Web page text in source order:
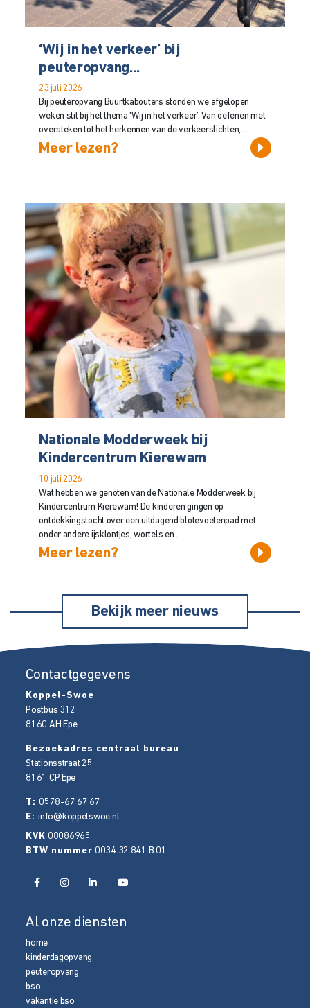
‘Wij in het verkeer’ bij
peuteropvang...
23 juli 2026
Bij peuteropvang Buurtkabouters stonden we afgelopen
weken stil bij het thema ‘Wij in het verkeer’. Van oefenen met
oversteken tot het herkennen van de verkeerslichten,...
Meer lezen?
Nationale Modderweek bij
Kindercentrum Kierewam
10 juli 2026
Wat hebben we genoten van de Nationale Modderweek bij
Kindercentrum Kierewam! De kinderen gingen op
ontdekkingstocht over een uitdagend blotevoetenpad met
onder andere ijsklontjes, wortels en...
Meer lezen?
Bekijk meer nieuws
Contactgegevens
Koppel-Swoe
Postbus 312
8160 AH Epe
Bezoekadres centraal bureau
Stationsstraat 25
8161 CP Epe
T: 0578-67 67 67
E:info@koppelswoe.nl
KVK 08086965
BTW nummer 0034.32.841.B.01
Al onze diensten
home
kinderdagopvang
peuteropvang
bso
vakantie bso